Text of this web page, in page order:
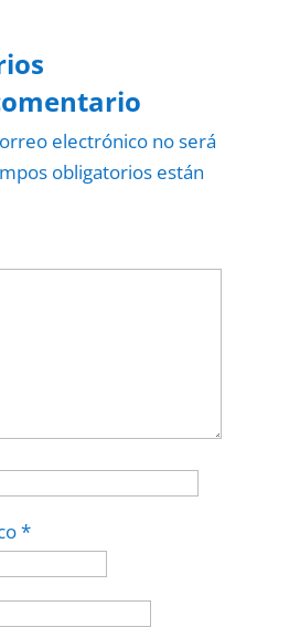
electrónico no será
obligatorios están
*